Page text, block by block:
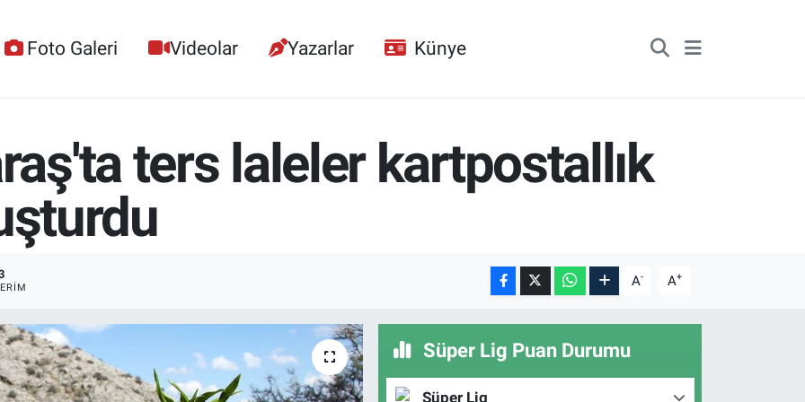
Foto Galeri Videolar Yazarlar Künye
ters laleler kartpostallık
A- A+
Süper Lig Puan Durumu
Süper Lig